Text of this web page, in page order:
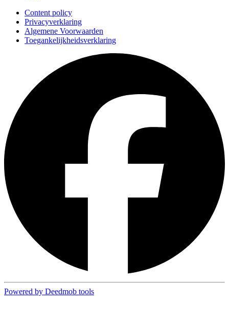
Content policy
Privacyverklaring
Algemene Voorwaarden
Toegankelijkheidsverklaring
Powered by Deedmob tools